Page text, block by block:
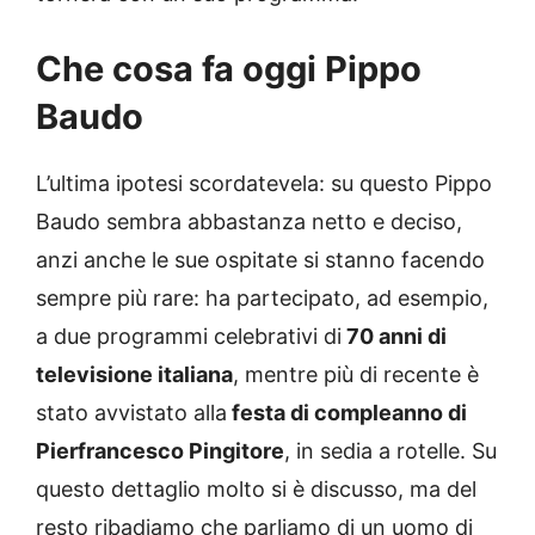
Che cosa fa oggi Pippo
Baudo
L’ultima ipotesi scordatevela: su questo Pippo
Baudo sembra abbastanza netto e deciso,
anzi anche le sue ospitate si stanno facendo
sempre più rare: ha partecipato, ad esempio,
a due programmi celebrativi di70 anni di
televisione italiana, mentre più di recente è
stato avvistato alla festa di compleanno di
Pierfrancesco Pingitore, in sedia a rotelle. Su
questo dettaglio molto si è discusso, ma del
resto ribadiamo che parliamo di un uomo di